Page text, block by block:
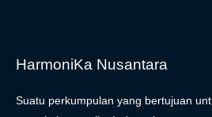
HarmoniKa Nusantara
Suatu perkumpulan yang bertujuan